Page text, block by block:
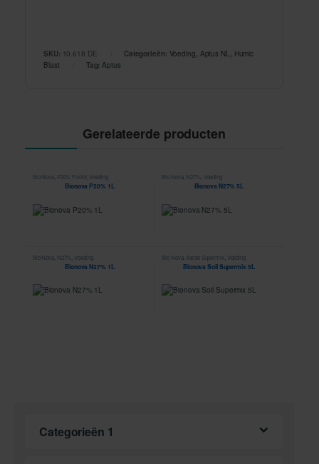
SKU: 10.618 DE Categorieën: Voeding Aptus NL
Humic
Blast
Tag: Aptus
Gerelateerde producten
Bio Nova, P20% Fosfor, Voeding
Bionova P20% 1L
Bio Nova, N27% Voeding
Bionova N27% 5L
Bio Nova, N27% Voeding
Bionova N27% 1L
Bio Nova, Aarde Supermix Voeding
Bionova Soil Supermix 5L
Categorieën 1